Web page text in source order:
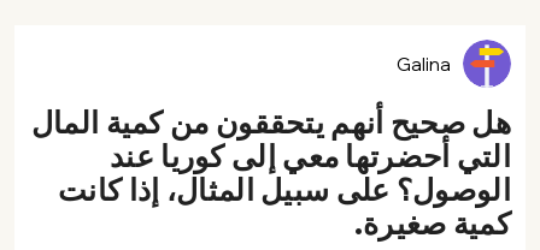
Galina
هل صحيح أنهم يتحققون من كمية المال
التي أحضرتها معي إلى كوريا عند
الوصول؟ على سبيل المثال، إذا كانت
كمية صغيرة.